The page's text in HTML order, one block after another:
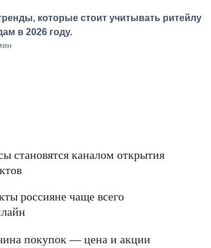
которые стоит учитывать ритейлу
в 2026 году.
становятся каналом открытия
россияне чаще всего
покупок — цена и акции